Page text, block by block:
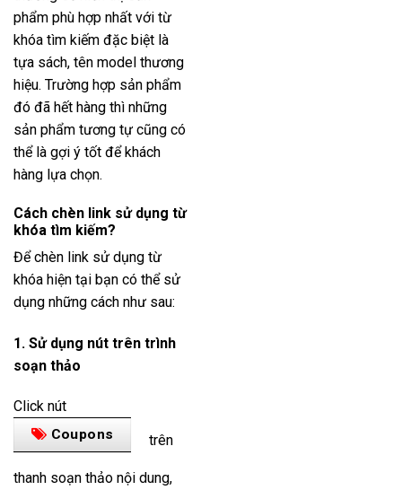
phẩm phù hợp nhất với từ
khóa tìm kiếm đặc biệt là
tựa sách, tên model thương
hiệu. Trường hợp sản phẩm
đó đã hết hàng thì những
sản phẩm tương tự cũng có
thể là gợi ý tốt để khách
hàng lựa chọn.
Cách chèn link sử dụng từ
khóa tìm kiếm?
Để chèn link sử dụng từ
khóa hiện tại bạn có thể sử
dụng những cách như sau:
1. Sử dụng nút trên trình
soạn thảo
Click nút
Coupons trên
thanh soạn thảo nội dung,